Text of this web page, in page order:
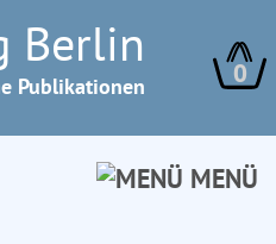
Berlin
Publikationen 0
MENÜ